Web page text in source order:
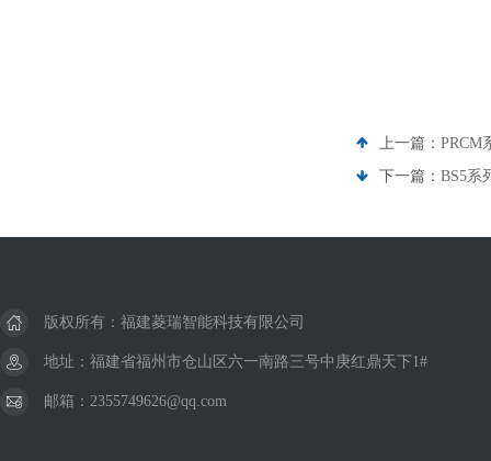
上一篇： PRCM
下一篇： BS5系
版权所有：福建菱瑞智能科技有限公司
地址：福建省福州市仓山区六一南路三号中庚红鼎天下1#
邮箱：2355749626@qq.com